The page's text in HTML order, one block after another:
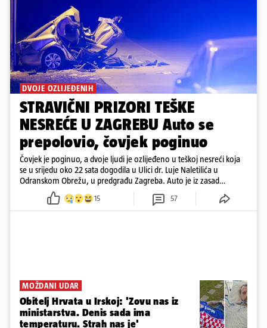
DVOJE OZLIJEĐENIH
STRAVIČNI PRIZORI TEŠKE
NESREĆE U ZAGREBU Auto se
prepolovio, čovjek poginuo
Čovjek je poginuo, a dvoje ljudi je ozlijeđeno u teškoj nesreći koja
se u srijedu oko 22 sata dogodila u Ulici dr. Luje Naletilića u
Odranskom Obrežu, u predgrađu Zagreba. Auto je iz zasad
neutvrđenih razloga sletio s kolnika, a od siline udara vozilo se
prepolovilo.
15 57
MOŽDANI UDAR
Obitelj Hrvata u Irskoj: 'Zovu nas iz
ministarstva. Denis sada ima
temperaturu. Strah nas je'